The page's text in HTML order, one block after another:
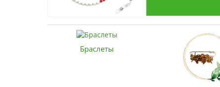
Браслеты